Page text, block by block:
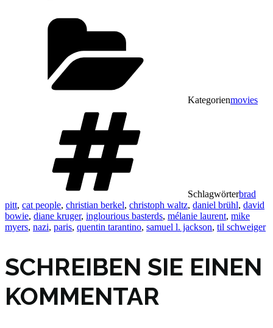
Kategorienmovies
Schlagwörterbrad
pitt, cat people, christian berkel, christoph waltz, daniel brühl, david
bowie, diane kruger, inglourious basterds, mélanie laurent, mike
myers, nazi, paris, quentin tarantino, samuel l. jackson, til schweiger
SCHREIBEN SIE EINEN
KOMMENTAR